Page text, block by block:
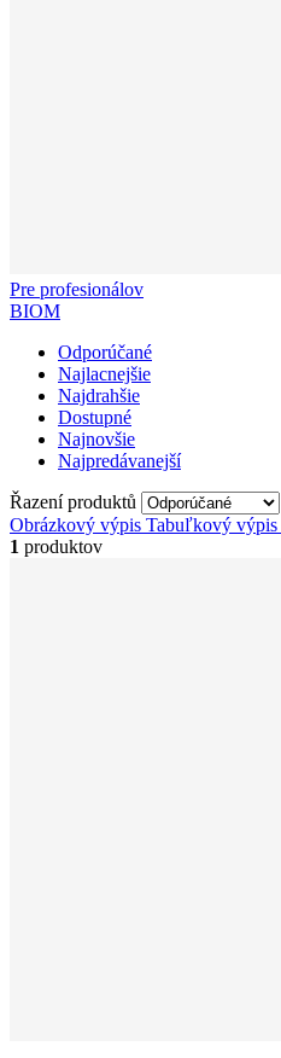
Pre profesionálov
BIOM
Odporúčané
Najlacnejšie
Najdrahšie
Dostupné
Najnovšie
Najpredávanejší
Řazení produktů
Obrázkový výpis Tabuľkový výpis
1 produktov